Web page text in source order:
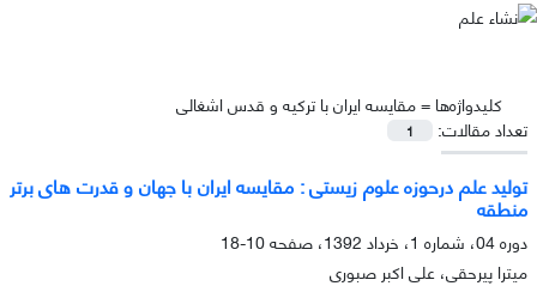
کلیدواژه‌ها =مقایسه ایران با ترکیه و قدس اشغالی
تعداد مقالات:
1
تولید علم درحوزه علوم زیستی : مقایسه ایران با جهان و قدرت های برتر
منطقه
دوره 04، شماره 1، خرداد 1392، صفحه
10-18
میترا پیرحقی، علی اکبر صبوری